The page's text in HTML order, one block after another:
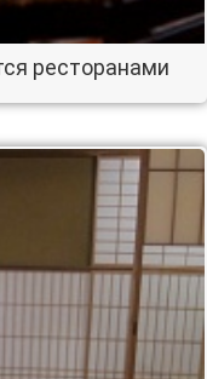
ресторанами